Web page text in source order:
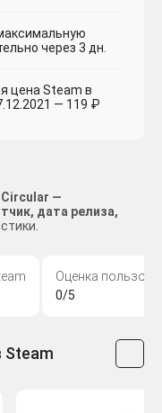
через 3 дн.
цена Steam в
— 119 ₽
—
дата релиза,
Оценка
0/5
Steam